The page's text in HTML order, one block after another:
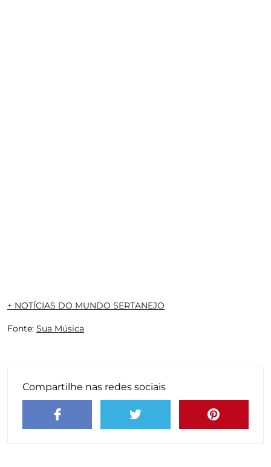
+ NOTÍCIAS DO MUNDO SERTANEJO
Fonte: Sua Música
Compartilhe nas redes sociais